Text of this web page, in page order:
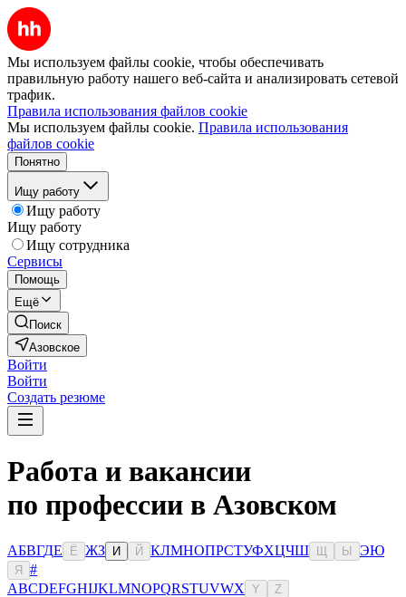
Мы используем файлы cookie, чтобы обеспечивать
правильную работу нашего веб-сайта и анализировать сетевой
трафик.
Правила использования файлов cookie
Мы используем файлы cookie. Правила использования
файлов cookie
Понятно
Ищу работу
Ищу работу
Ищу работу
Ищу сотрудника
Сервисы
Помощь
Ещё
Поиск
Азовское
Войти
Войти
Создать резюме
Работа и вакансии
по профессии в Азовском
АБВГДЕ Ё ЖЗ И Й КЛМНОПРСТУФХЦЧШ Ы ЭЮ
Я
#
ABCDEFGHIJKLMNOPQRSTUVWX Y Z